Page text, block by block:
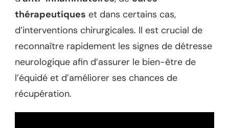
thérapeutiques et dans certains cas,
d’interventions chirurgicales. Il est crucial de
reconnaître rapidement les signes de détresse
neurologique afin d’assurer le bien-être de
l’équidé et d’améliorer ses chances de
récupération.